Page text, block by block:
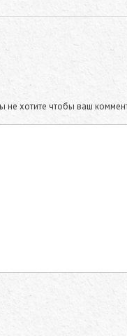
не хотите чтобы ваш